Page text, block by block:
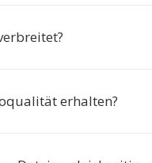
erhalten?